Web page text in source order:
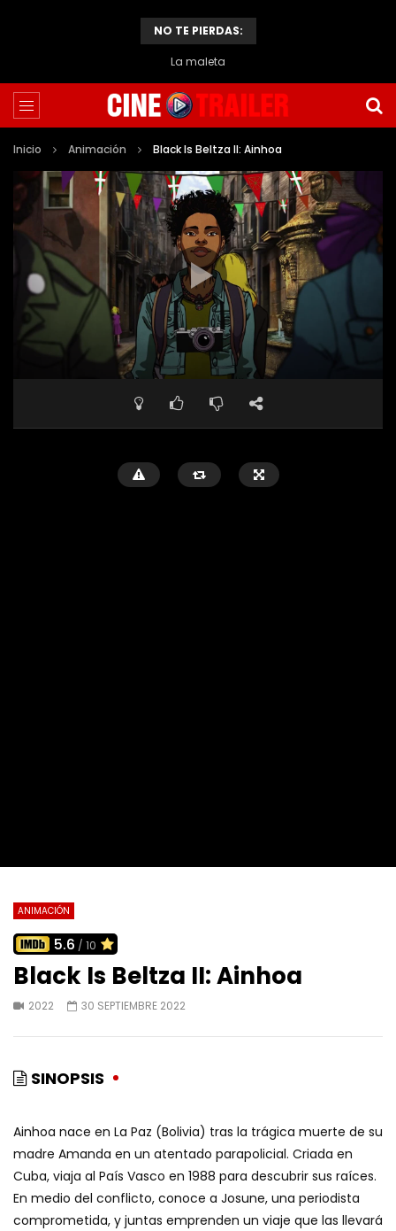
NO TE PIERDAS:
La maleta
Inicio Animación Black Is Beltza II: Ainhoa
ANIMACIÓN
5.6 / 10
Black Is Beltza II: Ainhoa
2022 30 SEPTIEMBRE 2022
SINOPSIS
Ainhoa nace en La Paz (Bolivia) tras la trágica muerte de su
madre Amanda en un atentado parapolicial. Criada en
Cuba, viaja al País Vasco en 1988 para descubrir sus raíces.
En medio del conflicto, conoce a Josune, una periodista
comprometida, y juntas emprenden un viaje que las llevará